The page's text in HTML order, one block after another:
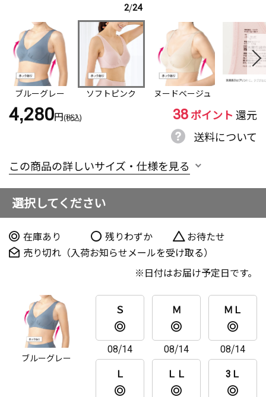
2/24
ブルーグレー ソフトピンク ヌードベージュ
4,280円(税込) 38ポイント 還元
送料について
この商品の詳しいサイズ・仕様を見る
選択してください
在庫あり 残りわずか
お待たせ
売り切れ（入荷お知らせメールを受け取る）
日付はお届け予定日です。
ブルーグレー
Ｓ
08/14
Ｍ
08/14
ＭＬ
08/14
Ｌ
ＬＬ 3Ｌ